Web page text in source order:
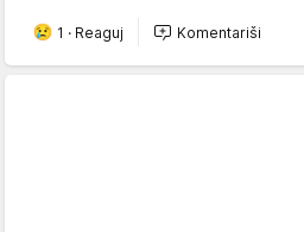
1 · Reaguj Komentariši